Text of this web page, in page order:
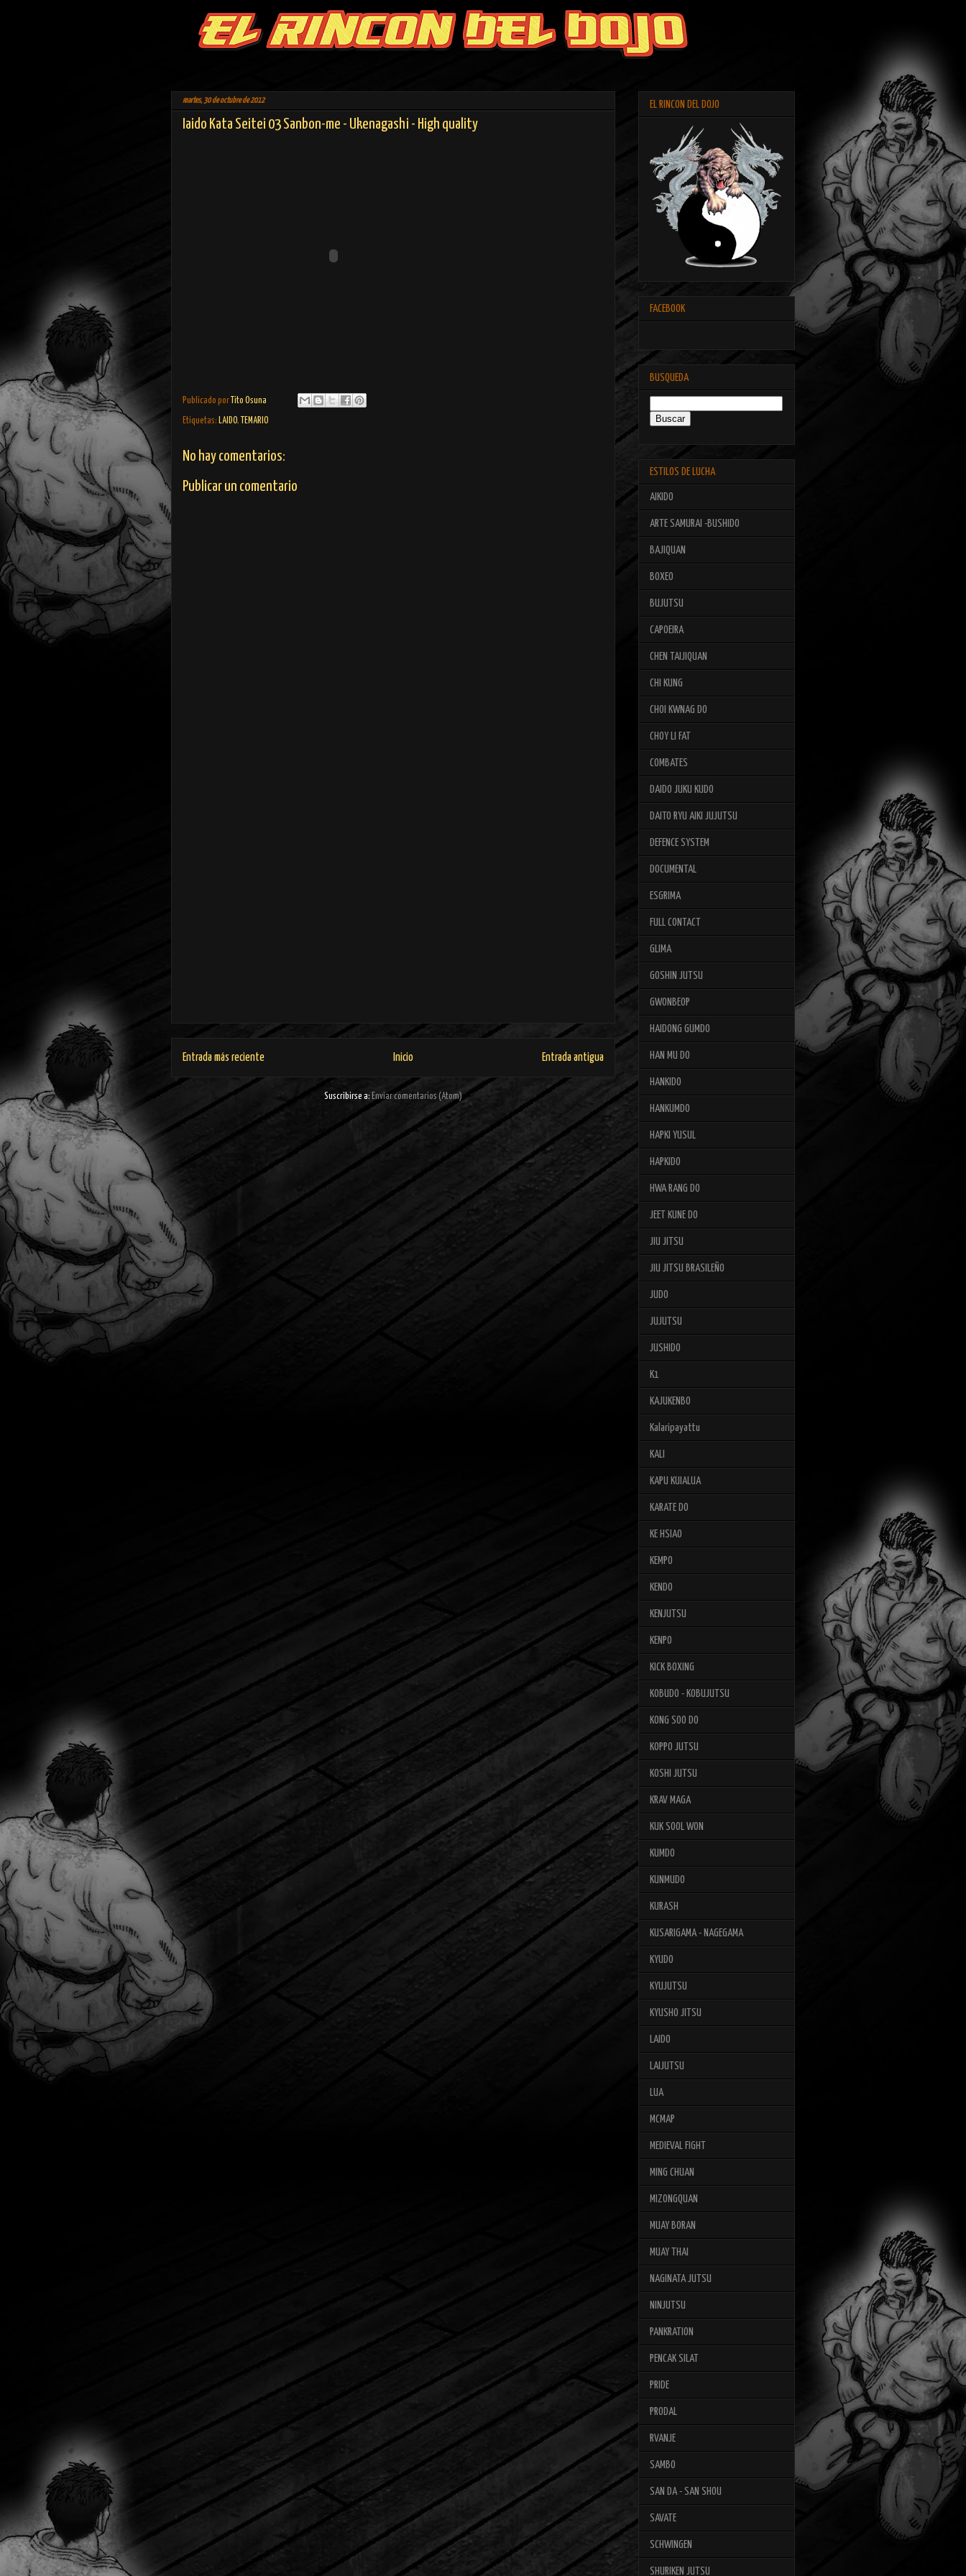
martes, 30 de octubre de 2012
Iaido Kata Seitei 03 Sanbon-me - Ukenagashi - High quality
Publicado por Tito Osuna
Etiquetas: LAIDO, TEMARIO
No hay comentarios:
Publicar un comentario
Entrada más reciente Entrada antigua
Inicio
Suscribirse a: Enviar comentarios (Atom)
EL RINCON DEL DOJO
FACEBOOK
BUSQUEDA
ESTILOS DE LUCHA
AIKIDO
ARTE SAMURAI -BUSHIDO
BAJIQUAN
BOXEO
BUJUTSU
CAPOEIRA
CHEN TAIJIQUAN
CHI KUNG
CHOI KWNAG DO
CHOY LI FAT
COMBATES
DAIDO JUKU KUDO
DAITO RYU AIKI JUJUTSU
DEFENCE SYSTEM
DOCUMENTAL
ESGRIMA
FULL CONTACT
GLIMA
GOSHIN JUTSU
GWONBEOP
HAIDONG GUMDO
HAN MU DO
HANKIDO
HANKUMDO
HAPKI YUSUL
HAPKIDO
HWA RANG DO
JEET KUNE DO
JIU JITSU
JIU JITSU BRASILEÑO
JUDO
JUJUTSU
JUSHIDO
K1
KAJUKENBO
Kalaripayattu
KALI
KAPU KUIALUA
KARATE DO
KE HSIAO
KEMPO
KENDO
KENJUTSU
KENPO
KICK BOXING
KOBUDO - KOBUJUTSU
KONG SOO DO
KOPPO JUTSU
KOSHI JUTSU
KRAV MAGA
KUK SOOL WON
KUMDO
KUNMUDO
KURASH
KUSARIGAMA - NAGEGAMA
KYUDO
KYUJUTSU
KYUSHO JITSU
LAIDO
LAIJUTSU
LUA
MCMAP
MEDIEVAL FIGHT
MING CHUAN
MIZONGQUAN
MUAY BORAN
MUAY THAI
NAGINATA JUTSU
NINJUTSU
PANKRATION
PENCAK SILAT
PRIDE
PRODAL
RVANJE
SAMBO
SAN DA - SAN SHOU
SAVATE
SCHWINGEN
SHURIKEN JUTSU